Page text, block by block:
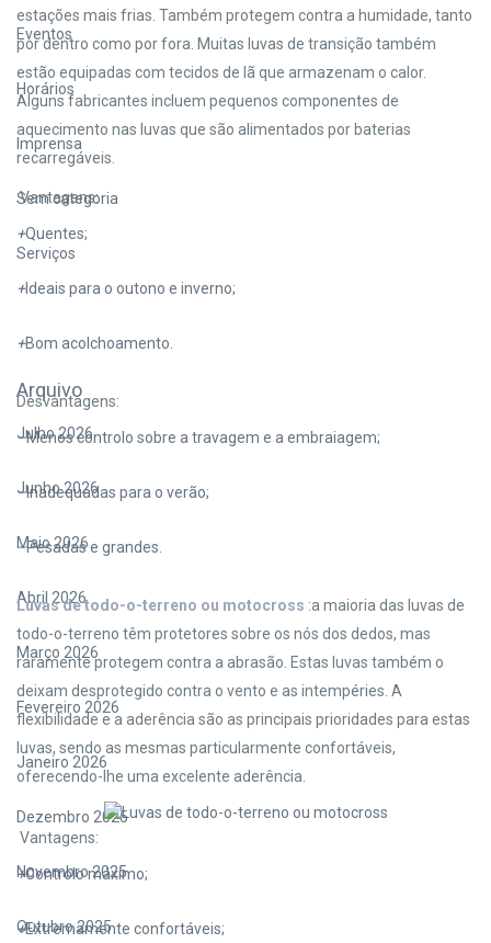
estações mais frias. Também protegem contra a humidade, tanto
por dentro como por fora. Muitas luvas de transição também
estão equipadas com tecidos de lã que armazenam o calor.
Alguns fabricantes incluem pequenos componentes de
aquecimento nas luvas que são alimentados por baterias
recarregáveis.
Vantagens:
+Quentes;
+Ideais para o outono e inverno;
+Bom acolchoamento.
Desvantagens:
–Menos controlo sobre a travagem e a embraiagem;
–Inadequadas para o verão;
–Pesadas e grandes.
Luvas de todo-o-terreno ou motocross :a maioria das luvas de
todo-o-terreno têm protetores sobre os nós dos dedos, mas
raramente protegem contra a abrasão. Estas luvas também o
deixam desprotegido contra o vento e as intempéries. A
flexibilidade e a aderência são as principais prioridades para estas
luvas, sendo as mesmas particularmente confortáveis,
oferecendo-lhe uma excelente aderência.
Vantagens:
+Controlo máximo;
+Extremamente confortáveis;
Eventos
Horários
Imprensa
Sem categoria
Serviços
Arquivo
Julho 2026
Junho 2026
Maio 2026
Abril 2026
Março 2026
Fevereiro 2026
Janeiro 2026
Dezembro 2025
Novembro 2025
Outubro 2025